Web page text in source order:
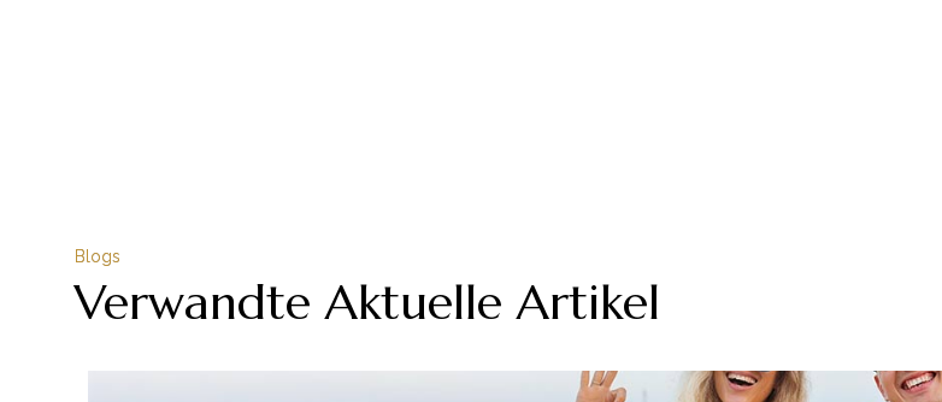
Blogs
Verwandte Aktuelle Artikel